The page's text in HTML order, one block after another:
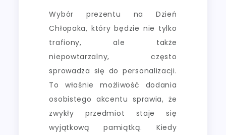
Wybór prezentu na Dzień
Chłopaka, który będzie nie tylko
trafiony, ale także
niepowtarzalny, często
sprowadza się do personalizacji.
To właśnie możliwość dodania
osobistego akcentu sprawia, że
zwykły przedmiot staje się
wyjątkową pamiątką. Kiedy